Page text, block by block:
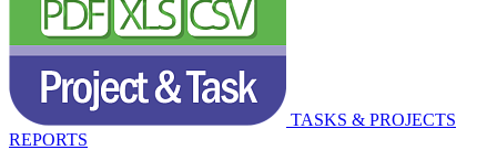
TASKS & PROJECTS
REPORTS